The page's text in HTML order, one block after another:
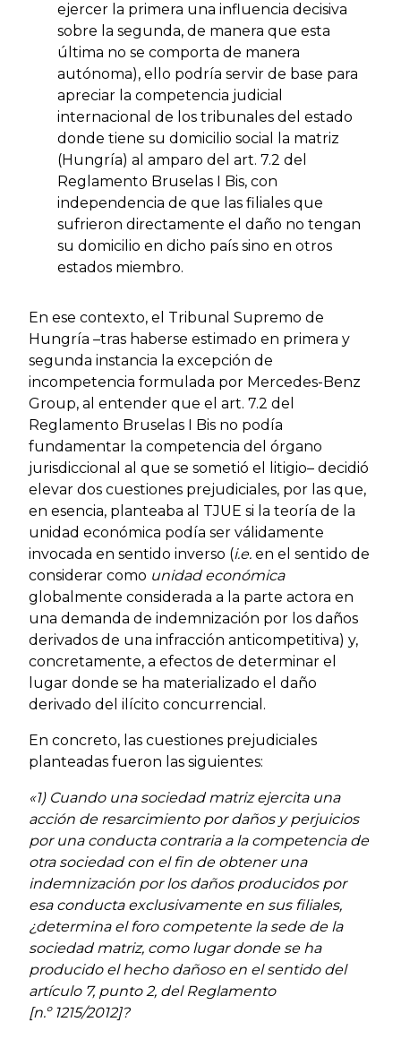
ejercer la primera una influencia decisiva
sobre la segunda, de manera que esta
última no se comporta de manera
autónoma), ello podría servir de base para
apreciar la competencia judicial
internacional de los tribunales del estado
donde tiene su domicilio social la matriz
(Hungría) al amparo del art. 7.2 del
Reglamento Bruselas I Bis, con
independencia de que las filiales que
sufrieron directamente el daño no tengan
su domicilio en dicho país sino en otros
estados miembro.
En ese contexto, el Tribunal Supremo de
Hungría –tras haberse estimado en primera y
segunda instancia la excepción de
incompetencia formulada por Mercedes-Benz
Group, al entender que el art. 7.2 del
Reglamento Bruselas I Bis no podía
fundamentar la competencia del órgano
jurisdiccional al que se sometió el litigio– decidió
elevar dos cuestiones prejudiciales, por las que,
en esencia, planteaba al TJUE si la teoría de la
unidad económica podía ser válidamente
invocada en sentido inverso (i.e. en el sentido de
considerar como unidad económica
globalmente considerada a la parte actora en
una demanda de indemnización por los daños
derivados de una infracción anticompetitiva) y,
concretamente, a efectos de determinar el
lugar donde se ha materializado el daño
derivado del ilícito concurrencial.
En concreto, las cuestiones prejudiciales
planteadas fueron las siguientes:
«1) Cuando una sociedad matriz ejercita una
acción de resarcimiento por daños y perjuicios
por una conducta contraria a la competencia de
otra sociedad con el fin de obtener una
indemnización por los daños producidos por
esa conducta exclusivamente en sus filiales,
¿determina el foro competente la sede de la
sociedad matriz, como lugar donde se ha
producido el hecho dañoso en el sentido del
artículo 7, punto 2, del Reglamento
[n.º 1215/2012]?